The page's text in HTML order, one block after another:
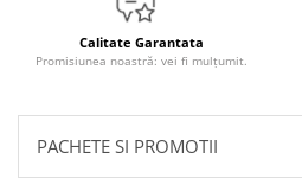
Accesorii LED
Piese Caroserie
Calitate Garantata
Promisiunea noastră: vei fi mulțumit.
PACHETE SI PROMOTII